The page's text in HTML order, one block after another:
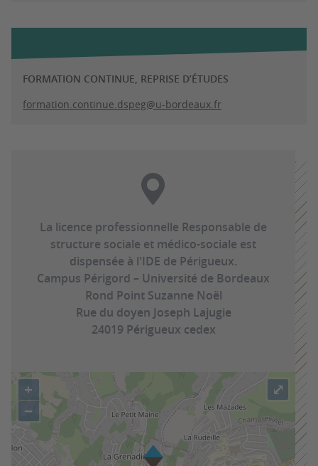
FORMATION CONTINUE, REPRISE D’ÉTUDES
formation.continue.dspeg@u-bordeaux.fr
La licence professionnelle Responsable de
structure sociale et médico-sociale est
dispensée à l'IDE de Périgueux.
Campus Périgord – Université de Bordeaux
Rond Point Suzanne Noël
Rue du doyen Joseph Lajugie
24019 Périgueux cedex
+
−
⤢